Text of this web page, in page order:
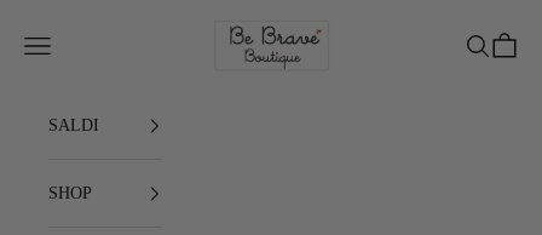
Be Brave Boutique
Menù Cerca
SALDI
SHOP